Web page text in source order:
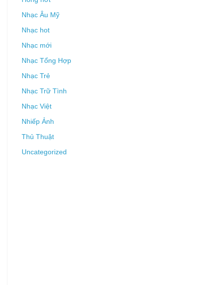
Nhạc Âu Mỹ
Nhạc hot
Nhạc mới
Nhạc Tổng Hợp
Nhạc Trẻ
Nhạc Trữ Tình
Nhạc Việt
Nhiếp Ảnh
Thủ Thuật
Uncategorized